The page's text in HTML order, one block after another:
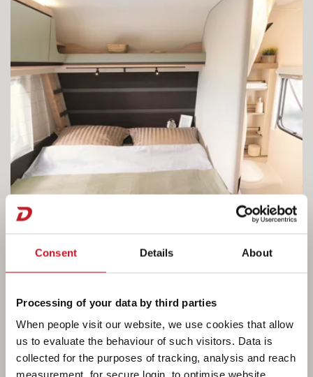
Consent Details About
Processing of your data by third parties
When people visit our website, we use cookies that allow
us to evaluate the behaviour of such visitors. Data is
collected for the purposes of tracking, analysis and reach
measurement, for secure login, to optimise website
So lebt es sich im Camper®